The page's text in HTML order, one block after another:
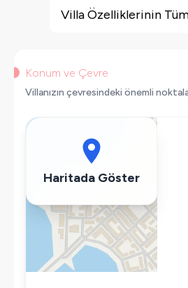
Salıncak
Korunaklı Havuz
Bulaşık Makinesi
Çamaşır Makinesi
Wifi / İnternet
Mikrodalga
Kettle
Korunaklı Havuz
Villa Özelliklerinin
Konum ve Çevre
Villanızın çevresindeki önemli
Haritada Göster